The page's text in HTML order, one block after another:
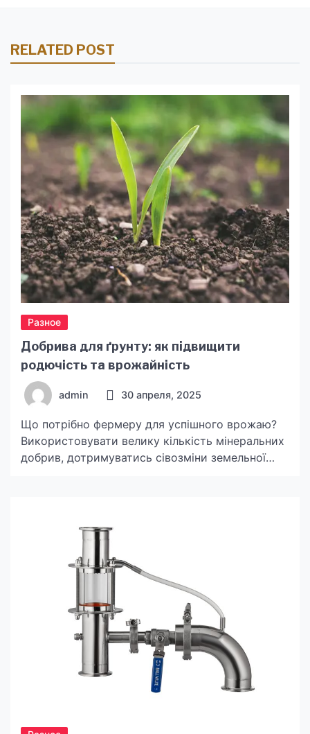
RELATED POST
Разное
Добрива для ґрунту: як підвищити
родючість та врожайність
admin 30 апреля, 2025
Що потрібно фермеру для успішного врожаю?
Використовувати велику кількість мінеральних
добрив, дотримуватись сівозміни земельної
посіву. Внесення добрив та насіння має бути
роздільним. На відміну від розкидного, цей
спосіб допомагає правильно розмістити
добрива, а саме у коренеактивному шарі […]